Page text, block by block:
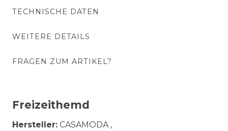
TECHNISCHE DATEN
WEITERE DETAILS
FRAGEN ZUM ARTIKEL?
Freizeithemd
Hersteller: CASAMODA ,